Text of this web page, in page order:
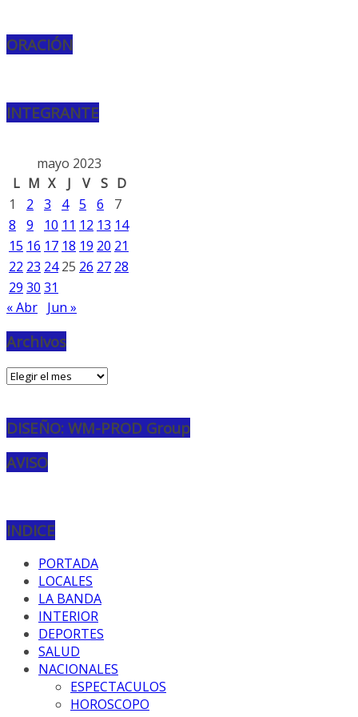
ORACIÓN
INTEGRANTE
mayo 2023
L M X J V S D
1
2 3 4 5 6
7
8
9 10 11 12 13 14
15 16 17 18 19 20 21
22 23 24 25 26 27 28
29 30 31
« Abr Jun »
Archivos
Archivos
DISEÑO: WM-PROD Group
AVISO
INDICE
PORTADA
LOCALES
LA BANDA
INTERIOR
DEPORTES
SALUD
NACIONALES
ESPECTACULOS
HOROSCOPO